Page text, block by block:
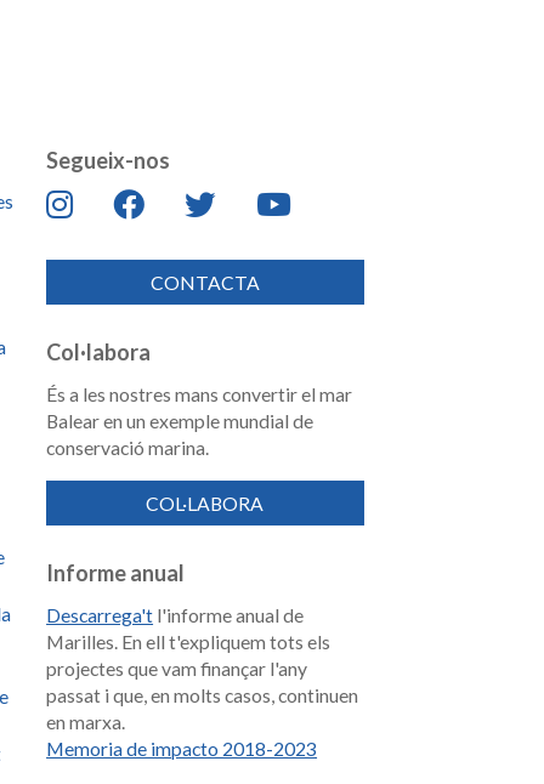
Segueix-nos
CONTACTA
Col·labora
És a les nostres mans convertir el mar
Balear en un exemple mundial de
conservació marina.
COL·LABORA
Informe anual
Descarrega't l'informe anual de
Marilles. En ell t'expliquem tots els
projectes que vam finançar l'any
passat i que, en molts casos, continuen
en marxa.
Memoria de impacto 2018-2023